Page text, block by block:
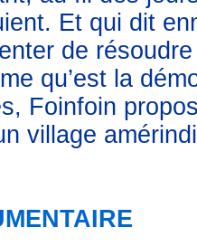
Et qui dit
de
qu’est la
Foinfoin
village